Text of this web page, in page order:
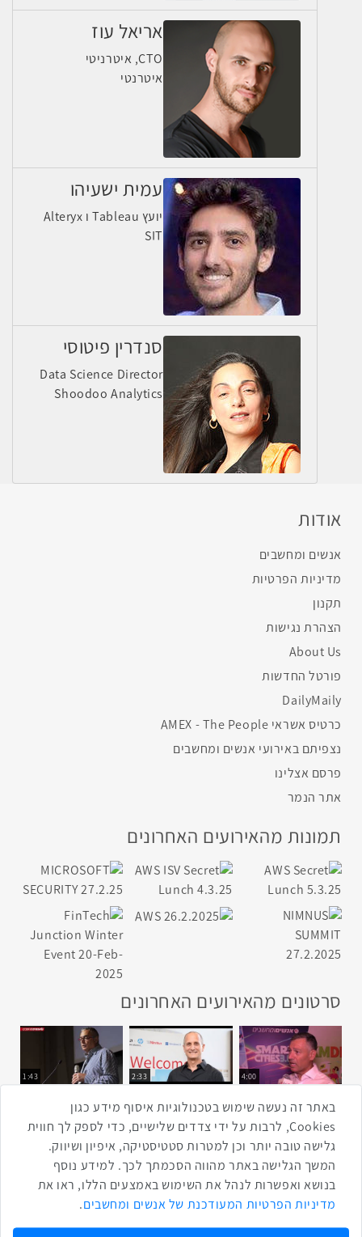
אריאל עוז
CTO, איטרניטי
איטרנטי
עמית ישעיהו
יועץ Tableau ו Alteryx
SIT
סנדרין פיטוסי
Data Science Director
Shoodoo Analytics
אודות
אנשים ומחשבים
מדיניות הפרטיות
תקנון
הצהרת נגישות
About Us
פורטל החדשות
DailyMaily
כרטיס אשראי AMEX - The People
נצפיתם באירועי אנשים ומחשבים
פרסם אצלינו
אתר הנמר
תמונות מהאירועים האחרונים
סרטונים מהאירועים האחרונים
4:00
2:33
1:43
3:52
כנס RPA
1:14
כנס בינת יערות הכרמל
כנס F5
שתפו ברשת
שתף בטוויטרשתף בפייסבוק
שתף בלינקדאין
שתף בווטסאפ
שתף בטלגרם
באתר זה נעשה שימוש בטכנולוגיות איסוף מידע כגון
Cookies, לרבות על ידי צדדים שלישיים, כדי לספק לך חווית
גלישה טובה יותר וכן למטרות סטטיסטיקה, איפיון ושיווק.
המשך הגלישה באתר מהווה הסכמתך לכך. למידע נוסף
בנושא ואפשרות לנהל את השימוש באמצעים הללו, ראו את
מדיניות הפרטיות המעודכנת של אנשים ומחשבים.